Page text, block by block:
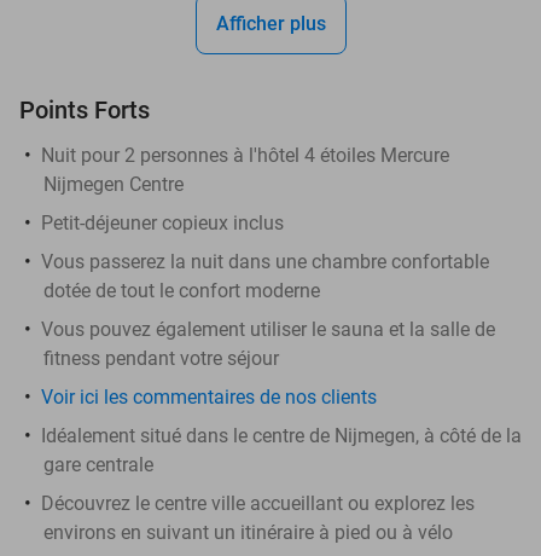
Afficher plus
Points Forts
Nuit pour 2 personnes à l'hôtel 4 étoiles Mercure
Nijmegen Centre
Petit-déjeuner copieux inclus
Vous passerez la nuit dans une chambre confortable
dotée de tout le confort moderne
Vous pouvez également utiliser le sauna et la salle de
fitness pendant votre séjour
Voir ici les commentaires de nos clients
Idéalement situé dans le centre de Nijmegen, à côté de la
gare centrale
Découvrez le centre ville accueillant ou explorez les
environs en suivant un itinéraire à pied ou à vélo